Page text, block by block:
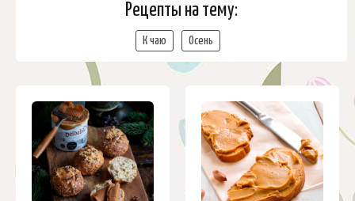
Рецепты на тему:
К чаю Осень